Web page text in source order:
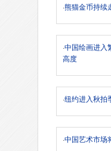
·熊猫金币持续
·中国绘画进入
高度
·纽约进入秋拍
·中国艺术市场